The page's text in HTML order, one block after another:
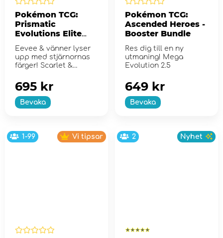
Pokémon TCG:
Prismatic
Evolutions Elite
Eevee & vänner lyser
upp med stjärnornas
färger! Scarlet &
Bevaka
695 kr
Pokémon TCG:
Ascended Heroes -
Booster Bundle
Res dig till en ny
utmaning! Mega
Evolution 2.5
Bevaka
649 kr
1-99 Vi tipsar 2 Nyhet